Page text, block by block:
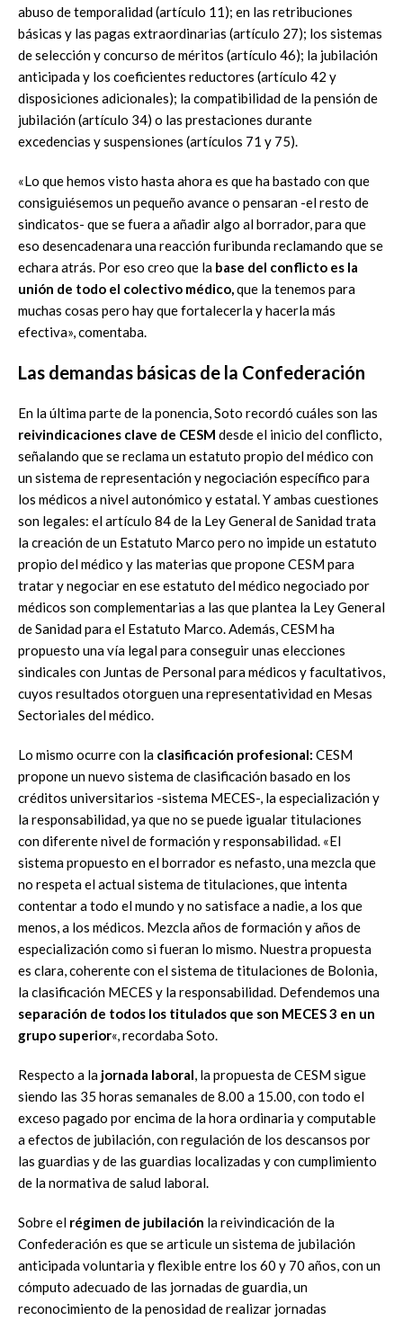
abuso de temporalidad (artículo 11); en las retribuciones
básicas y las pagas extraordinarias (artículo 27); los sistemas
de selección y concurso de méritos (artículo 46); la jubilación
anticipada y los coeficientes reductores (artículo 42 y
disposiciones adicionales); la compatibilidad de la pensión de
jubilación (artículo 34) o las prestaciones durante
excedencias y suspensiones (artículos 71 y 75).
«Lo que hemos visto hasta ahora es que ha bastado con que
consiguiésemos un pequeño avance o pensaran -el resto de
sindicatos- que se fuera a añadir algo al borrador, para que
eso desencadenara una reacción furibunda reclamando que se
echara atrás. Por eso creo que la base del conflicto es la
unión de todo el colectivo médico,que la tenemos para
muchas cosas pero hay que fortalecerla y hacerla más
efectiva», comentaba.
Las demandas básicas de la Confederación
En la última parte de la ponencia, Soto recordó cuáles son las
reivindicaciones clave de CESM desde el inicio del conflicto,
señalando que se reclama un estatuto propio del médico con
un sistema de representación y negociación específico para
los médicos a nivel autonómico y estatal. Y ambas cuestiones
son legales: el artículo 84 de la Ley General de Sanidad trata
la creación de un Estatuto Marco pero no impide un estatuto
propio del médico y las materias que propone CESM para
tratar y negociar en ese estatuto del médico negociado por
médicos son complementarias a las que plantea la Ley General
de Sanidad para el Estatuto Marco. Además, CESM ha
propuesto una vía legal para conseguir unas elecciones
sindicales con Juntas de Personal para médicos y facultativos,
cuyos resultados otorguen una representatividad en Mesas
Sectoriales del médico.
Lo mismo ocurre con la clasificación profesional: CESM
propone un nuevo sistema de clasificación basado en los
créditos universitarios -sistema MECES-, la especialización y
la responsabilidad, ya que no se puede igualar titulaciones
con diferente nivel de formación y responsabilidad. «El
sistema propuesto en el borrador es nefasto, una mezcla que
no respeta el actual sistema de titulaciones, que intenta
contentar a todo el mundo y no satisface a nadie, a los que
menos, a los médicos. Mezcla años de formación y años de
especialización como si fueran lo mismo. Nuestra propuesta
es clara, coherente con el sistema de titulaciones de Bolonia,
la clasificación MECES y la responsabilidad. Defendemos una
separación de todos los titulados que son MECES 3 en un
grupo superior«, recordaba Soto.
Respecto a la jornada laboral, la propuesta de CESM sigue
siendo las 35 horas semanales de 8.00 a 15.00, con todo el
exceso pagado por encima de la hora ordinaria y computable
a efectos de jubilación, con regulación de los descansos por
las guardias y de las guardias localizadas y con cumplimiento
de la normativa de salud laboral.
Sobre el régimen de jubilación la reivindicación de la
Confederación es que se articule un sistema de jubilación
anticipada voluntaria y flexible entre los 60 y 70 años, con un
cómputo adecuado de las jornadas de guardia, un
reconocimiento de la penosidad de realizar jornadas